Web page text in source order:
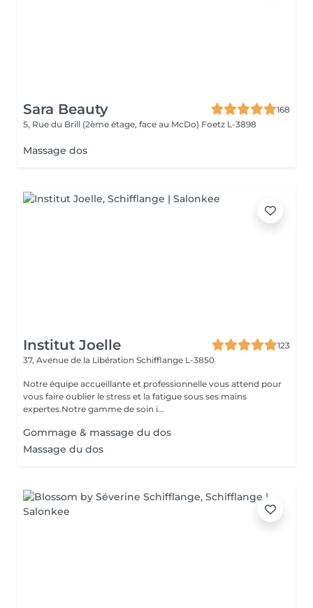
Sara Beauty
168
5, Rue du Brill (2ème étage, face au McDo) Foetz L-3898
Massage dos
Institut Joelle
123
37, Avenue de la Libération Schifflange L-3850
Notre équipe accueillante et professionnelle vous attend pour
vous faire oublier le stress et la fatigue sous ses mains
expertes.Notre gamme de soin i...
Gommage & massage du dos
Massage du dos